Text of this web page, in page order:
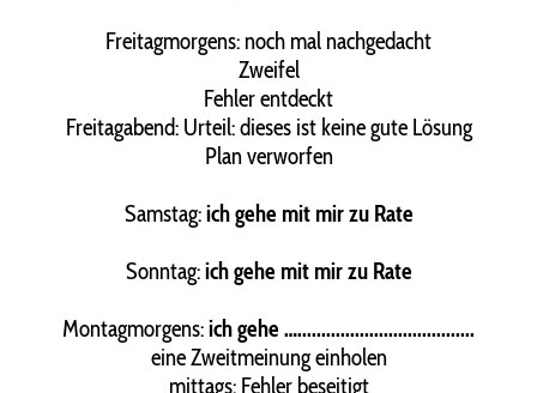
Freitagmorgens: noch mal nachgedacht
Zweifel
Fehler entdeckt
Freitagabend: Urteil: dieses ist keine gute Lösung
Plan verworfen
Samstag:ich gehe mit mir zu Rate
Sonntag:ich gehe mit mir zu Rate
Montagmorgens:ich gehe ….....................................
eine Zweitmeinung einholen
mittags: Fehler beseitigt